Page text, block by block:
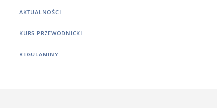
AKTUALNOŚCI
KURS PRZEWODNICKI
REGULAMINY